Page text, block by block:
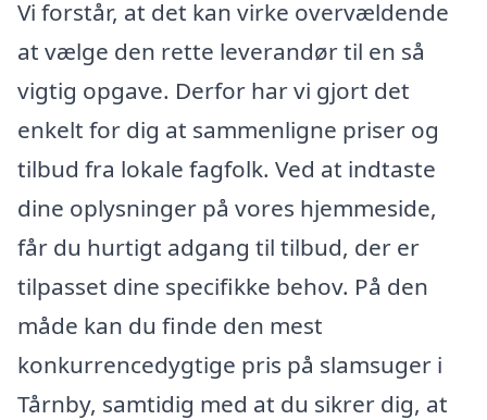
Vi forstår, at det kan virke overvældende
at vælge den rette leverandør til en så
vigtig opgave. Derfor har vi gjort det
enkelt for dig at sammenligne priser og
tilbud fra lokale fagfolk. Ved at indtaste
dine oplysninger på vores hjemmeside,
får du hurtigt adgang til tilbud, der er
tilpasset dine specifikke behov. På den
måde kan du finde den mest
konkurrencedygtige pris på slamsuger i
Tårnby, samtidig med at du sikrer dig, at